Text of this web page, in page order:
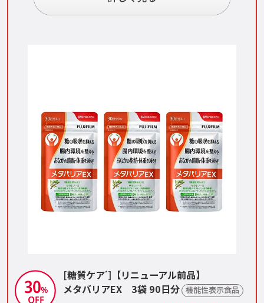
[糖質ケア*]【リニューアル前品】
メタバリアEX 3袋 90日分 機能性表示食品